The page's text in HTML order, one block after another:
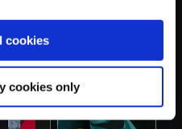
cookies
cookies only